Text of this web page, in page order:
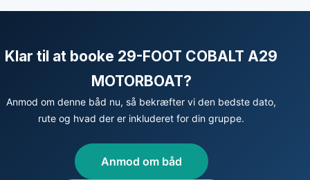
Klar til at booke 29-FOOT COBALT A29
MOTORBOAT?
Anmod om denne båd nu, så bekræfter vi den bedste dato,
rute og hvad der er inkluderet for din gruppe.
Anmod om båd